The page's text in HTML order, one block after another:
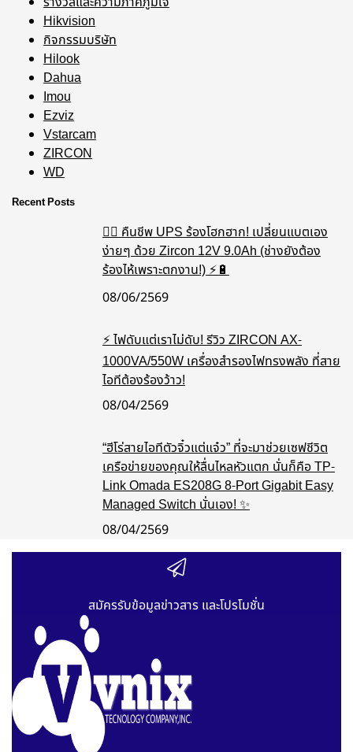
Hikvision
กิจกรรมบริษัท
Hilook
Dahua
Imou
Ezviz
Vstarcam
ZIRCON
WD
Recent Posts
🧟‍♂️ คืนชีพ UPS ร้องโฮกฮาก! เปลี่ยนแบตเอง
ง่ายๆ ด้วย Zircon 12V 9.0Ah (ช่างยังต้อง
ร้องไห้เพราะตกงาน!) ⚡️🔋
08/06/2569
⚡ ไฟดับแต่เราไม่ดับ! รีวิว ZIRCON AX-
1000VA/550W เครื่องสำรองไฟทรงพลัง ที่สาย
ไอทีต้องร้องว้าว!
08/04/2569
“ฮีโร่สายไอทีตัวจิ๋วแต่แจ๋ว” ที่จะมาช่วยเซฟชีวิต
เครือข่ายของคุณให้ลื่นไหลหัวแตก นั่นก็คือ TP-
Link Omada ES208G 8-Port Gigabit Easy
Managed Switch นั่นเอง! ✨
08/04/2569
สมัครรับข้อมูลข่าวสาร และโปรโมชั่น